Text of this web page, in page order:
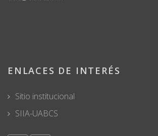
ENLACES DE INTERÉS
Sitio institucional
SIIA-UABCS